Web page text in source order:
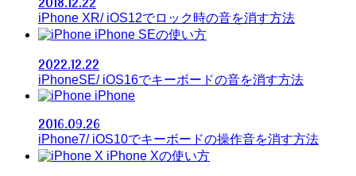
iPhone XR/ iOS12でロック時の音を消す方法
iPhone SEの使い方
2022.12.22
iPhoneSE/ iOS16でキーボードの音を消す方法
iPhone
2016.09.26
iPhone7/ iOS10でキーボードの操作音を消す方法
iPhone Xの使い方